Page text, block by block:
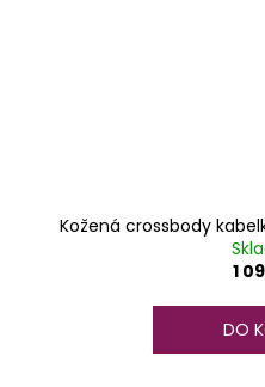
Kožená crossbody
1
DO